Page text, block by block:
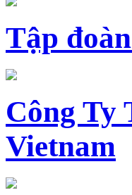
Tập
Công Ty
Vietnam